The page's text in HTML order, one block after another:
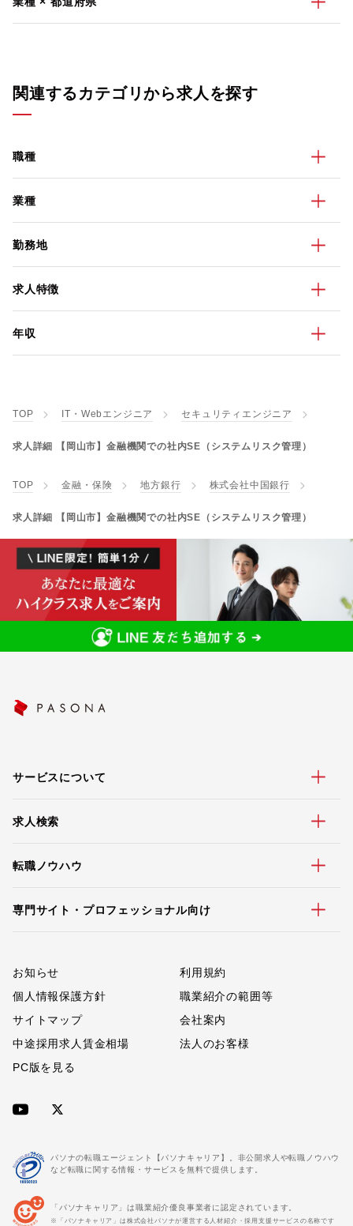
関連するカテゴリから求人を探す
職種
業種
勤務地
求人特徴
年収
TOP IT・Webエンジニア セキュリティエンジニア
求人詳細 【岡山市】金融機関での社内SE（システムリスク管理）
TOP 金融・保険 地方銀行 株式会社中国銀行
求人詳細 【岡山市】金融機関での社内SE（システムリスク管理）
サービスについて
求人検索
転職ノウハウ
専門サイト・プロフェッショナル向け
お知らせ
利用規約
個人情報保護方針
職業紹介の範囲等
サイトマップ
会社案内
中途採用求人賃金相場
法人のお客様
PC版を見る
パソナの転職エージェント【パソナキャリア】。非公開求人や転職ノウハウ
など転職に関する情報・サービスを無料で提供します。
「パソナキャリア」は職業紹介優良事業者に認定されています。
※「パソナキャリア」は株式会社パソナが運営する人材紹介・採用支援サービスの名称です